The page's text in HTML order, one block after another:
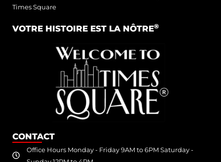
Times Square
VOTRE HISTOIRE EST LA NÔTRE®
CONTACT
Office Hours Monday - Friday 9AM to 6PM Saturday -